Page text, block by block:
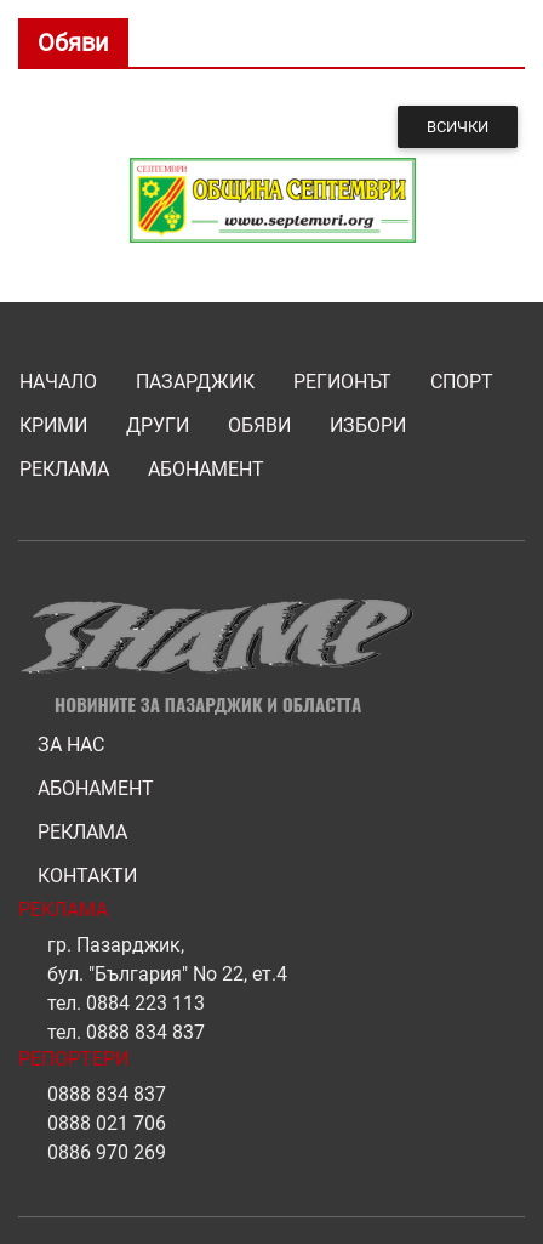
Обяви
ВСИЧКИ
НАЧАЛО ПАЗАРДЖИК РЕГИОНЪТ
СПОРТ
КРИМИ
ДРУГИ ОБЯВИ
ИЗБОРИ
РЕКЛАМА
АБОНАМЕНТ
ЗА НАС
АБОНАМЕНТ
РЕКЛАМА
КОНТАКТИ
РЕКЛАМА
гр. Пазарджик,
бул. "България" No 22, ет.4
тел. 0884 223 113
тел. 0888 834 837
РЕПОРТЕРИ
0888 834 837
0888 021 706
0886 970 269